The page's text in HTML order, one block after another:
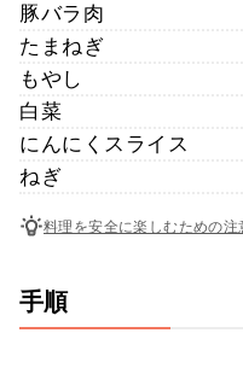
豚バラ肉
たまねぎ
もやし
白菜
にんにくスライス
ねぎ
料理を安全に楽しむための注
手順